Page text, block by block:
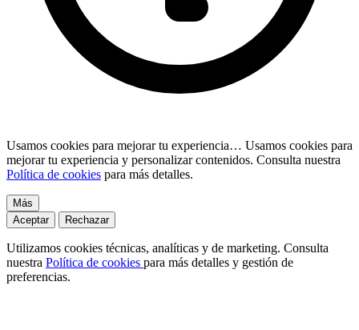
Usamos cookies para mejorar tu experiencia… Usamos cookies para
mejorar tu experiencia y personalizar contenidos. Consulta nuestra
Política de cookies para más detalles.
Más
Aceptar
Rechazar
Utilizamos cookies técnicas, analíticas y de marketing. Consulta
nuestra Política de cookies para más detalles y gestión de
preferencias.